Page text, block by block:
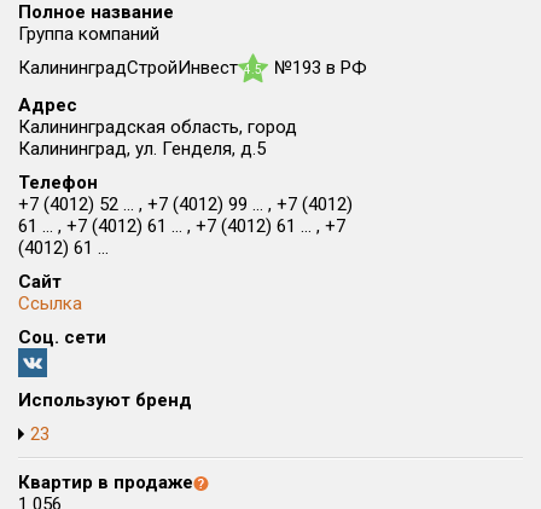
Все
Район в городе
Цена
от
Общая площадь, м²
от
Срок сдачи
Вид объекта
Полное название
Группа компаний
КалининградСтройИнвест 4.5
№193 в РФ
Адрес
Калининградская область, город
Калининград, ул. Генделя, д.5
Телефон
+7 (4012) 52 ... , +7 (4012) 99 ... , +7 (4012)
61 ... , +7 (4012) 61 ... , +7 (4012) 61 ... , +7
(4012) 61 ...
Сайт
Ссылка
Соц. сети
Используют бренд
23
Квартир в продаже
1 056